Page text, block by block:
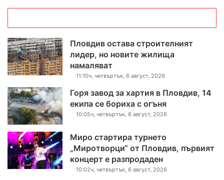
Пловдив остава строителният
лидер, но новите жилища
намаляват
11:10ч, четвъртък, 6 август, 2026
Горя завод за хартия в Пловдив, 14
екипа се бориха с огъня
10:05ч, четвъртък, 6 август, 2026
Миро стартира турнето
„Миротворци“ от Пловдив, първият
концерт е разпродаден
10:02ч, четвъртък, 6 август, 2026